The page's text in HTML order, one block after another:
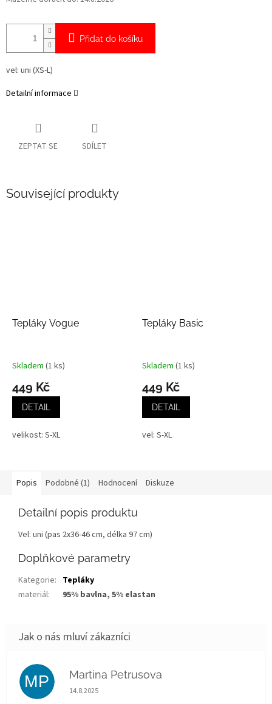
Přidat do košíku
vel: uni (XS-L)
Detailní informace
ZEPTAT SE SDÍLET
Související produkty
Tepláky Vogue
Skladem (1 ks)
449 Kč
DETAIL
velikost: S-XL
Tepláky Basic
Skladem (1 ks)
449 Kč
DETAIL
vel: S-XL
Popis Podobné (1) Hodnocení Diskuze
Detailní popis produktu
Vel: uni (pas 2x36-46 cm, délka 97 cm)
Doplňkové parametry
Kategorie: Tepláky
materiál: 95% bavlna, 5% elastan
MP Martina Petrusova
Hodnocení obchodu je 5 z 5 hvězdiček.
14.8.2025